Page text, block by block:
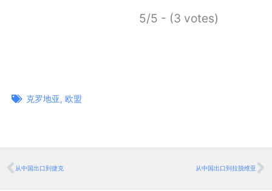
5/5 - (3 votes)
克罗地亚,欧盟
Prev
从中国出口到捷克 从中国出口到拉脱维亚